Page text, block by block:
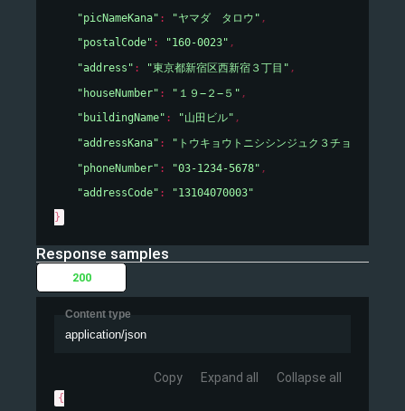
"picNameKana" : "ヤマダ　タロウ" ,
"postalCode" : "160-0023" ,
"address" : "東京都新宿区西新宿３丁目" ,
"houseNumber" : "１９−２−５" ,
"buildingName" : "山田ビル" ,
"addressKana" :
"トウキョウトニシシンジュク３チョウメ１９
"phoneNumber" : "03-1234-5678" ,
"addressCode" :
"13104070003"
}
Response samples
200
Content type
application/json
Copy Expand all Collapse all
{